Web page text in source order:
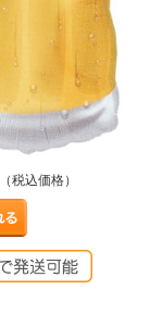
（税込価格）